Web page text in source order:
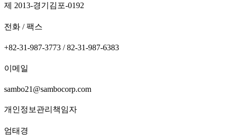
제 2013-경기김포-0192
전화 / 팩스
+82-31-987-3773 / 82-31-987-6383
이메일
sambo21@sambocorp.com
개인정보관리책임자
엄태경